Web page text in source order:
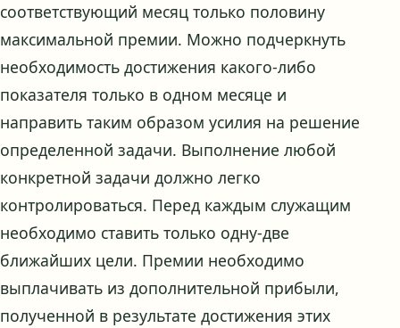
соответствующий месяц только половину
максимальной премии. Можно подчеркнуть
необходимость достижения какого-либо
показателя только в одном месяце и
направить таким образом усилия на решение
определенной задачи. Выполнение любой
конкретной задачи должно легко
контролироваться. Перед каждым служащим
необходимо ставить только одну-две
ближайших цели. Премии необходимо
выплачивать из дополнительной прибыли,
полученной в результате достижения этих